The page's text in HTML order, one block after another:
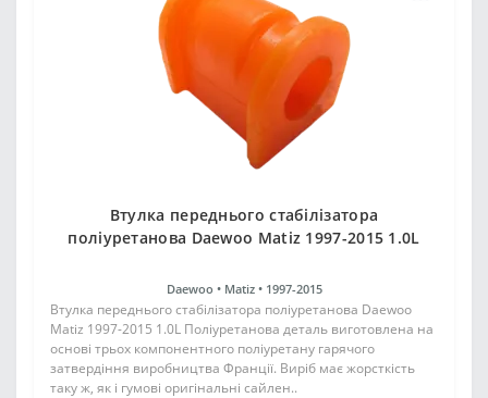
Втулка переднього стабілізатора
поліуретанова Daewoo Matiz 1997-2015 1.0L
Daewoo • Matiz • 1997-2015
Втулка переднього стабілізатора поліуретанова Daewoo
Matiz 1997-2015 1.0L Поліуретанова деталь виготовлена на
основі трьох компонентного поліуретану гарячого
затвердіння виробництва Франції. Виріб має жорсткість
таку ж, як і гумові оригінальні сайлен..